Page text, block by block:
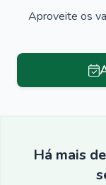
Aproveite os
Há mais